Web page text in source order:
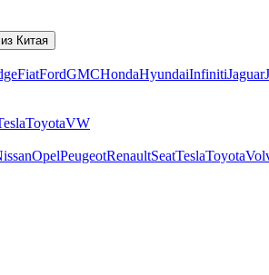
Китая
FiatFordGMCHondaHyundaiInfinitiJaguar
ToyotaVW
OpelPeugeotRenaultSeatTeslaToyota